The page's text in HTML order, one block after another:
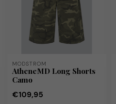
MODSTRÖM
AtheneMD Long Shorts
Camo
€109,95